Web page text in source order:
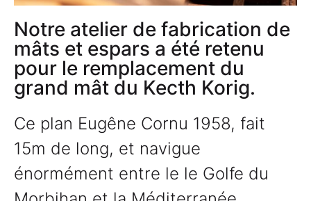
Notre atelier de fabrication de
mâts et espars a été retenu
pour le remplacement du
grand mât du Kecth Korig.
Ce plan Eugêne Cornu 1958, fait
15m de long, et navigue
énormément entre le le Golfe du